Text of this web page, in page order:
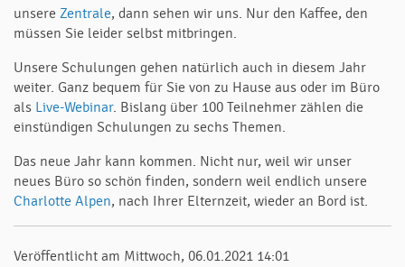
unsere Zentrale, dann sehen wir uns. Nur den Kaffee, den
müssen Sie leider selbst mitbringen.
Unsere Schulungen gehen natürlich auch in diesem Jahr
weiter. Ganz bequem für Sie von zu Hause aus oder im Büro
als Live-Webinar. Bislang über 100 Teilnehmer zählen die
einstündigen Schulungen zu sechs Themen.
Das neue Jahr kann kommen. Nicht nur, weil wir unser
neues Büro so schön finden, sondern weil endlich unsere
Charlotte Alpen, nach Ihrer Elternzeit, wieder an Bord ist.
Veröffentlicht am Mittwoch, 06.01.2021 14:01